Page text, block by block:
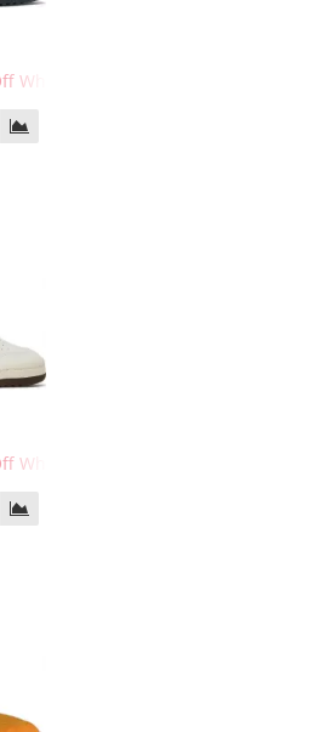
White Collegiate Navy
White Brown